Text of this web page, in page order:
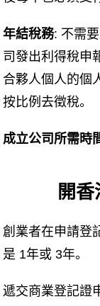
年結稅務: 不需
司發出利得稅申
合夥人個人的個
按比例去徵稅。
成立公司所需時
開
創業者在申請登
是 1年或 3年。
遞交商業登記證